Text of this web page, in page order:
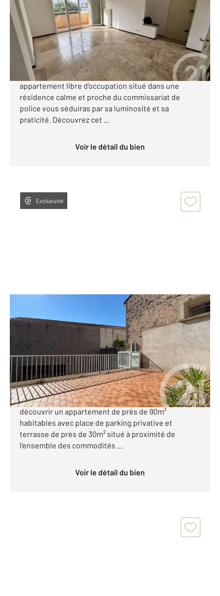
Appartement F3 à vendre
134 000 €
AGDE centre, bel appartement F3 en réez-de-
chaussée à vendre avec une place de parking. Cet
appartement libre d'occupation situé dans une
résidence calme et proche du commissariat de
police vous séduiras par sa luminosité et sa
praticité. Découvrez cet ...
Voir le détail du bien
Exclusivité
89,55 m , 4 pièces
Ref : 4833
Appartement T4 à vendre
199 000 €
*** APPARTEMENT T4 + TERRASSE DE 27M² +
GRENIER DE 78m² + 2 PLACES DE PARKING *** Venez
découvrir un appartement de près de 90m²
habitables avec place de parking privative et
terrasse de près de 30m² situé à proximité de
l'ensemble des commodités ...
Voir le détail du bien